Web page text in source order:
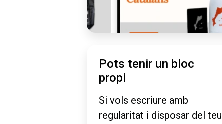
Pots tenir un bloc
propi
Si vols escriure amb
regularitat i disposar del teu